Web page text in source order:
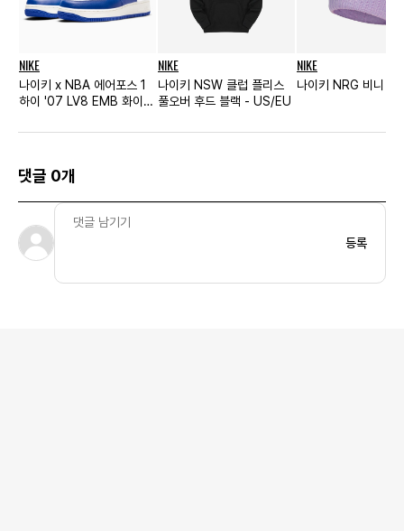
NIKE
나이키 x NBA 에어포스 1
하이 '07 LV8 EMB 화이트
NIKE
나이키 NSW 클럽 플리스
풀오버 후드 블랙 - US/EU
NIKE
나이키 NRG 비니 돌
댓글 0개
등록